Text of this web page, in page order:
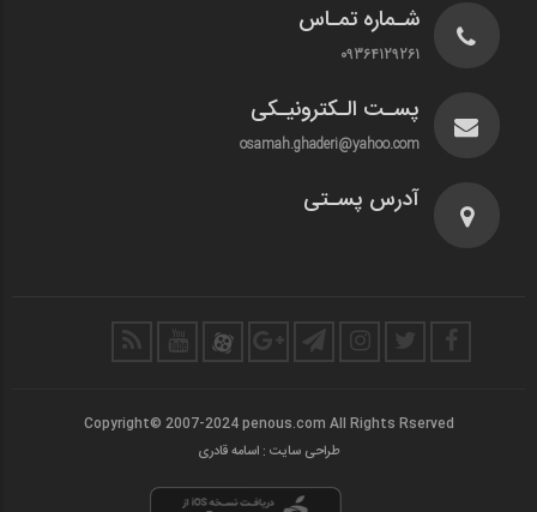
شـماره تمـاس
09364129261
پسـت الـکترونیـکی
osamah.ghaderi@yahoo.com
آدرس پسـتی
Copyright© 2007-2024 penous.com All Rights Rserved
طراحی سایت : اسامه قادری